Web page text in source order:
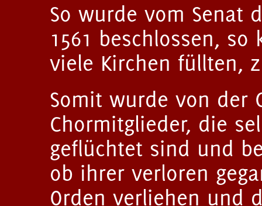
So wurde vom Senat
1561 beschlossen,
viele Kirchen füllten,
Somit wurde von der
Chormitglieder, die
geflüchtet sind und
ob ihrer verloren
Orden verliehen und